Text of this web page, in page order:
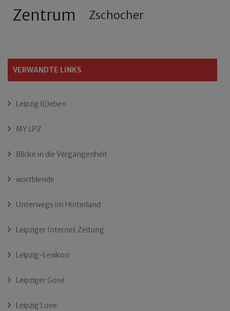
Zentrum Zschocher
VERWANDTE LINKS
Leipzig l(i)eben
MY LPZ
Blicke in die Vergangenheit
wortblende
Unterwegs im Hinterland
Leipziger Internet Zeitung
Leipzig-Lexikon
Leipziger Gose
Leipzig Love